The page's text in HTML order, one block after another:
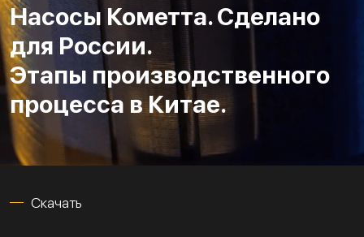
Насосы Кометта. Сделано
для России.
Этапы производственного
процесса в Китае.
Скачать